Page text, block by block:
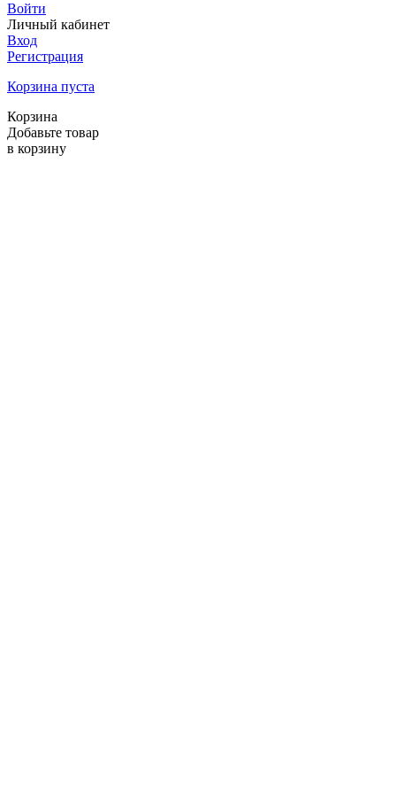
Войти
Личный кабинет
Вход
Регистрация
Корзина пуста
Корзина
Добавьте товар
в корзину